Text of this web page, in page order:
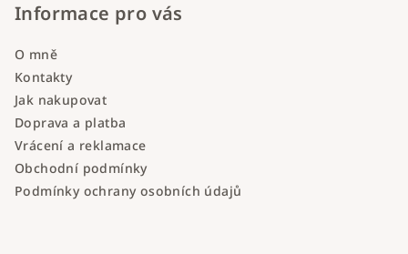
Informace pro vás
O mně
Kontakty
Jak nakupovat
Doprava a platba
Vrácení a reklamace
Obchodní podmínky
Podmínky ochrany osobních údajů